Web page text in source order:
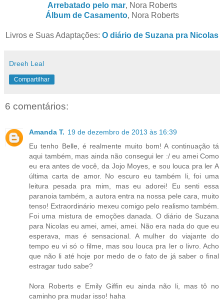
Arrebatado pelo mar, Nora Roberts
Álbum de Casamento, Nora Roberts
Livros e Suas Adaptações: O diário de Suzana pra Nicolas
Dreeh Leal
Compartilhar
6 comentários:
Amanda T. 19 de dezembro de 2013 às 16:39
Eu tenho Belle, é realmente muito bom! A continuação tá
aqui também, mas ainda não consegui ler :/ eu amei Como
eu era antes de você, da Jojo Moyes, e sou louca pra ler A
última carta de amor. No escuro eu também li, foi uma
leitura pesada pra mim, mas eu adorei! Eu senti essa
paranoia também, a autora entra na nossa pele cara, muito
tenso! Extraordinário mexeu comigo pelo realismo também.
Foi uma mistura de emoções danada. O diário de Suzana
para Nicolas eu amei, amei, amei. Não era nada do que eu
esperava, mas é sensacional. A mulher do viajante do
tempo eu vi só o filme, mas sou louca pra ler o livro. Acho
que não li até hoje por medo de o fato de já saber o final
estragar tudo sabe?
Nora Roberts e Emily Giffin eu ainda não li, mas tô no
caminho pra mudar isso! haha